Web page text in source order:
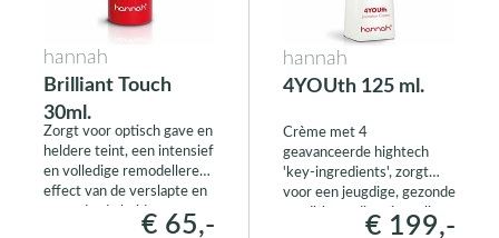
hannah
Brilliant Touch
30ml.
Zorgt voor optisch gave en
heldere teint, een intensief
en volledige remodellerend
effect van de verslapte en
verouderde huid€ 65,-
hannah
4YOUth 125 ml.
Crème met 4
geavanceerde hightech
'key-ingredients', zorgt
voor een jeugdige, gezonde
conditie en dito uitstraling
€ 199,-